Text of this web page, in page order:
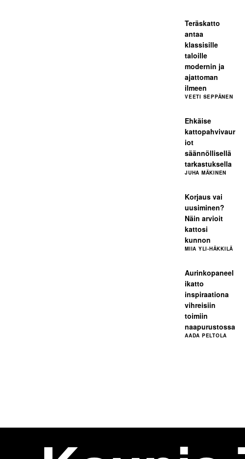
Teräskatto
antaa
klassisille
taloille
modernin ja
ajattoman
ilmeen
VEETI SEPPÄNEN
Ehkäise
kattopahvivaur
iot
säännöllisellä
tarkastuksella
JUHA MÄKINEN
Korjaus vai
uusiminen?
Näin arvioit
kattosi
kunnon
MIIA YLI-HÄKKILÄ
Aurinkopaneel
ikatto
inspiraationa
vihreisiin
toimiin
naapurustossa
AADA PELTOLA